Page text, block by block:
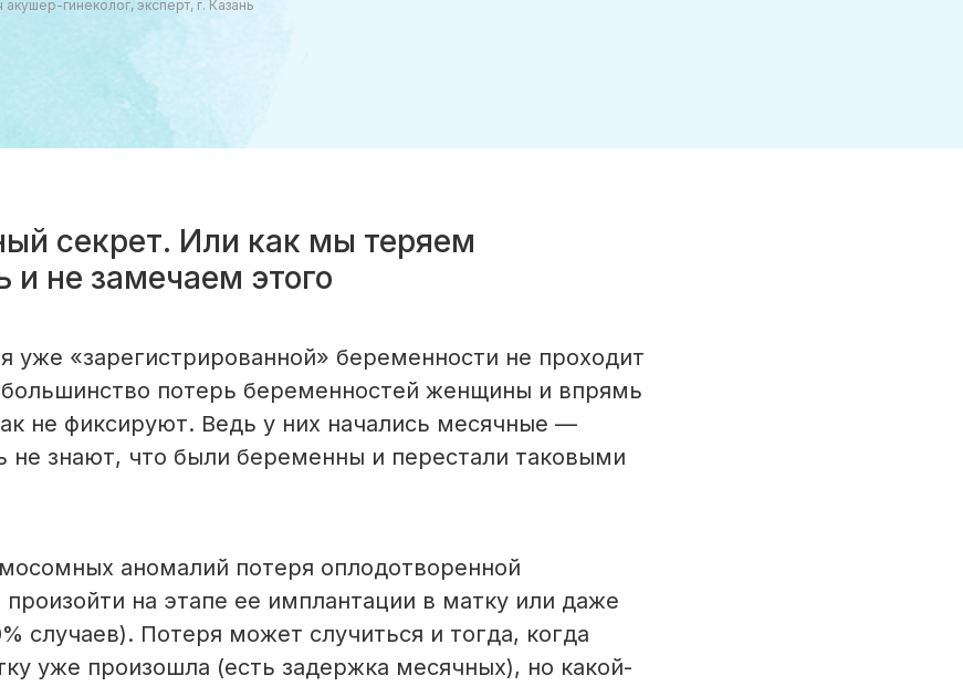
акушер-гинеколог, эксперт, г. Казань
секрет. Или как мы теряем
и не замечаем этого
уже «зарегистрированной» беременности не проходит
потерь беременностей женщины и впрямь
не фиксируют. Ведь у них начались месячные —
не знают, что были беременны и перестали таковыми
аномалий потеря оплодотворенной
на этапе ее имплантации в матку или даже
случаев). Потеря может случиться и тогда, когда
уже произошла (есть задержка месячных), но какой-